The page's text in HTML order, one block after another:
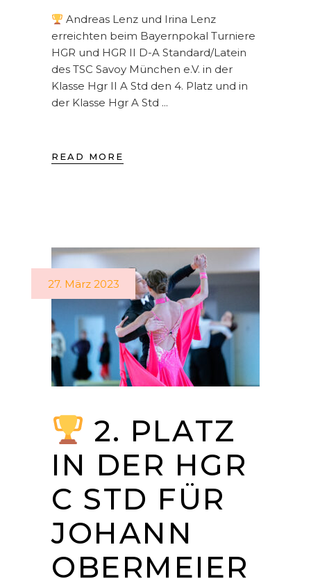
Andreas Lenz und Irina Lenz
erreichten beim Bayernpokal Turniere
HGR und HGR II D-A Standard/Latein
des TSC Savoy München e.V. in der
Klasse Hgr II A Std den 4. Platz und in
der Klasse Hgr A Std
READ MORE
27. März 2023
2. PLATZ
IN DER HGR
C STD FÜR
JOHANN
OBERMEIER